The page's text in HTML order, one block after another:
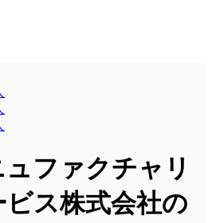
ュファクチャリ
ビス株式会社の